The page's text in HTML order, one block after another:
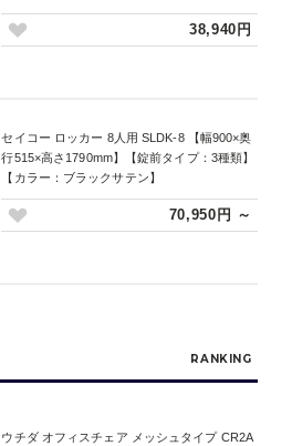
38,940円
セイコー ロッカー 8人用 SLDK-8 【幅900×奥
行515×高さ1790mm】【錠前タイプ：3種類】
【カラー：ブラックサテン】
70,950円 ～
RANKING
ウチダ オフィスチェア メッシュタイプ CR2A